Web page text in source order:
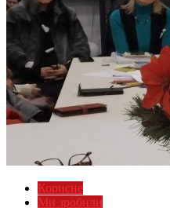
Корисне
Ми зробили